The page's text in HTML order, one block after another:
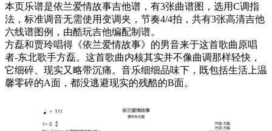
本页乐谱是依兰爱情故事吉他谱，有3张曲谱图，选用C调指
法，标准调音无需使用变调夹，节奏4/4拍，共有3张高清吉他
六线谱图例，由酷玩吉他编配制谱。
方磊和贾玲唱得《依兰爱情故事》的男音来于这首歌曲原唱
者-东北歌手方磊。这首歌曲内核其实并不像曲调那样轻快，
它细碎、现实又略带沉痛。音乐细细品味下，既包括生活上温
馨零碎的A面，都没逃避现实的残酷的B面。